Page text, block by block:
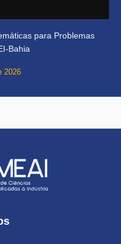
para Problemas
Bahia
2026